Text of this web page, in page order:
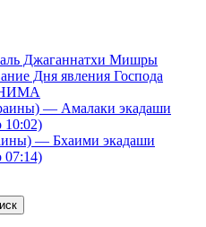
Джаганнатхи Мишры
Дня явления Господа
— Амалаки экадаши
10:02)
— Бхаими экадаши
07:14)